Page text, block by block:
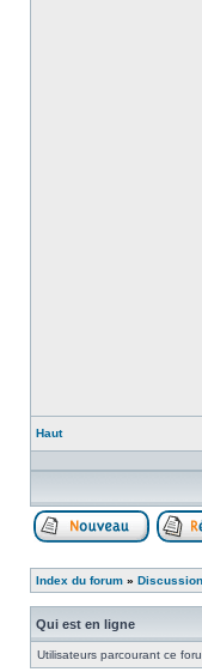
Haut
Index du forum »
Qui est en ligne
Utilisateurs parcourant ce